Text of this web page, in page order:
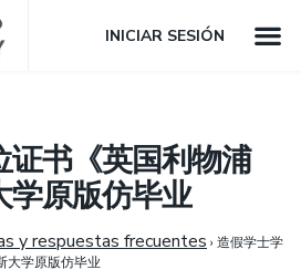
INICIAR SESIÓN
证书《英国利物浦
学原版仿毕业
y respuestas frecuentes › 造假学士学
大学原版仿毕业